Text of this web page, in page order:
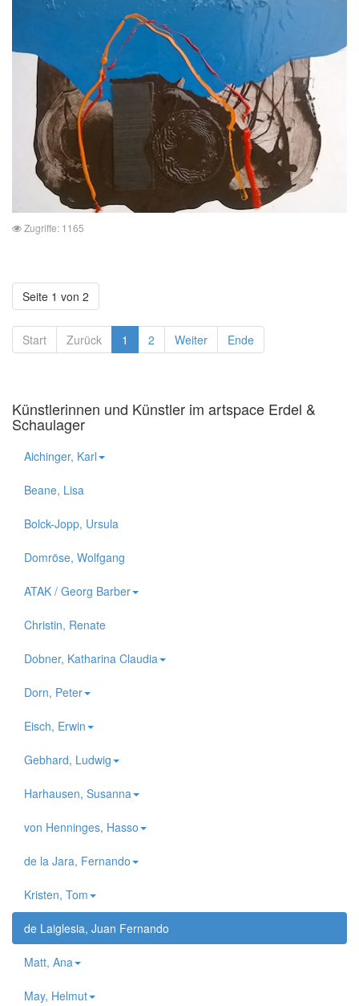
Zugriffe: 1165
Seite 1 von 2
Start Zurück 1 2 Weiter Ende
Künstlerinnen und Künstler im artspace Erdel &
Schaulager
Aichinger, Karl
Beane, Lisa
Bolck-Jopp, Ursula
Domröse, Wolfgang
ATAK / Georg Barber
Christin, Renate
Dobner, Katharina Claudia
Dorn, Peter
Eisch, Erwin
Gebhard, Ludwig
Harhausen, Susanna
von Henninges, Hasso
de la Jara, Fernando
Kristen, Tom
de Laiglesia, Juan Fernando
Matt, Ana
May, Helmut